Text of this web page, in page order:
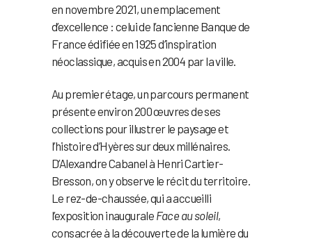
en novembre 2021, un emplacement
d’excellence : celui de l’ancienne Banque de
France édifiée en 1925 d’inspiration
néoclassique, acquis en 2004 par la ville.
Au premier étage, un parcours permanent
présente environ 200 œuvres de ses
collections pour illustrer le paysage et
l’histoire d’Hyères sur deux millénaires.
D’Alexandre Cabanel à Henri Cartier-
Bresson, on y observe le récit du territoire.
Le rez-de-chaussée, qui a accueilli
l’exposition inaugurale Face au soleil,
consacrée à la découverte de la lumière du